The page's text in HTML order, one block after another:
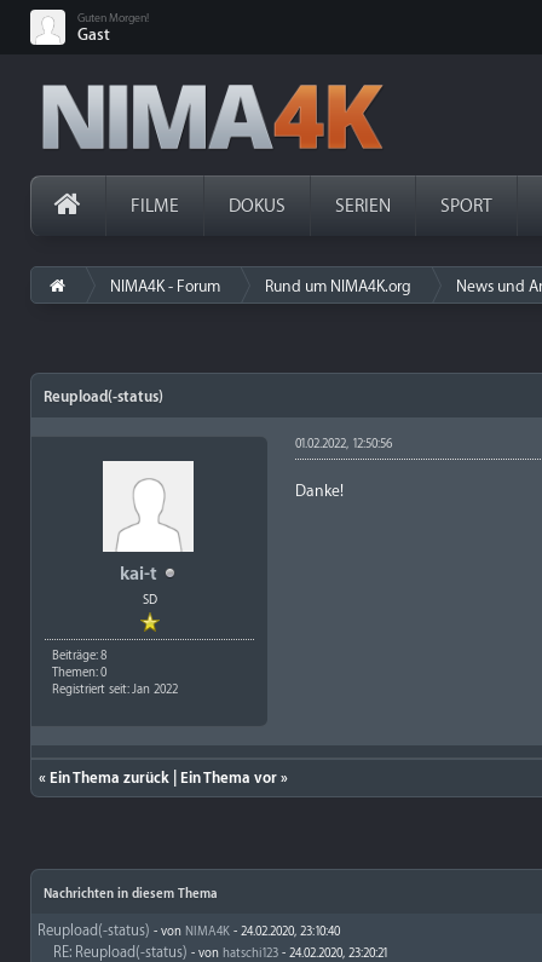
Guten Morgen!
Gast
FILME DOKUS SERIEN SPORT
NIMA4K - Forum Rund um NIMA4K.org News und
Reupload(-status)
kai-t
SD
Beiträge: 8
Themen: 0
Registriert seit: Jan 2022
01.02.2022, 12:50:56
Danke!
« Ein Thema zurück Ein Thema vor »
Nachrichten in diesem Thema
Reupload(-status) - von NIMA4K - 24.02.2020, 23:10:40
RE: Reupload(-status) - von hatschi123 - 24.02.2020, 23:20:21